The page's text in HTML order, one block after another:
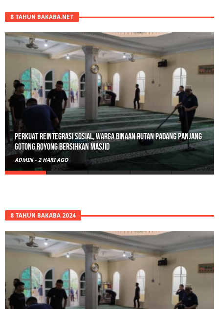
8 TAHUN BAKABA.NET
Perkuat Reintegrasi Sosial, Warga Binaan Rutan Padang Panjang
Gotong Royong Bersihkan Masjid
ADMIN - 2 HARI AGO
8 TAHUN BAKABA 2024